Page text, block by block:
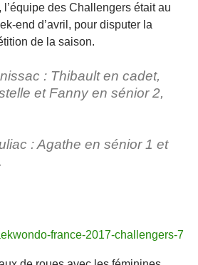
l’équipe des Challengers était au
end d’avril, pour disputer la
de la saison.
: Thibault en cadet,
et Fanny en sénior 2,
: Agathe en sénior 1 et